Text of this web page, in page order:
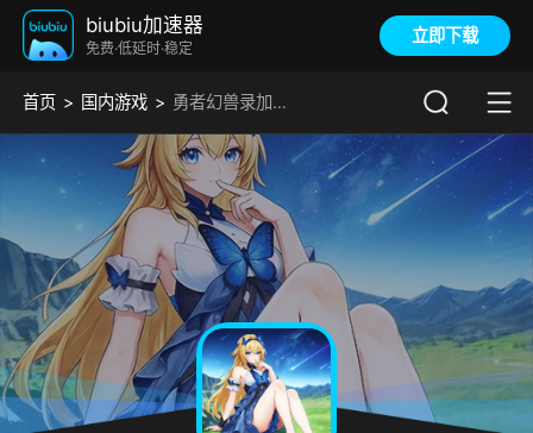
biubiu加速器
免费·低延时·稳定
立即下载
首页 国内游戏 勇者幻兽录加速器